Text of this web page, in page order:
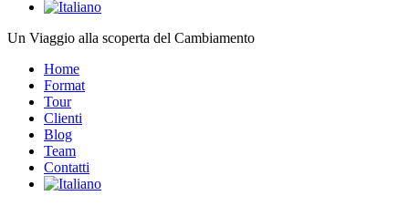
Un Viaggio alla scoperta del Cambiamento
Home
Format
Tour
Clienti
Blog
Team
Contatti